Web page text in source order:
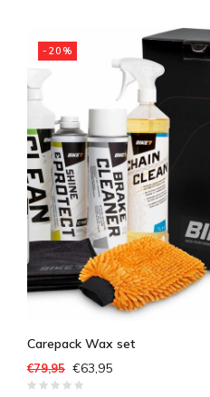
-20%
Carepack Wax set
€79,95 €63,95